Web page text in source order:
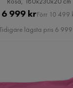
Pris
6 999 krOriginal
Pris
Förr 10 499
Tidigare lägsta pris 6